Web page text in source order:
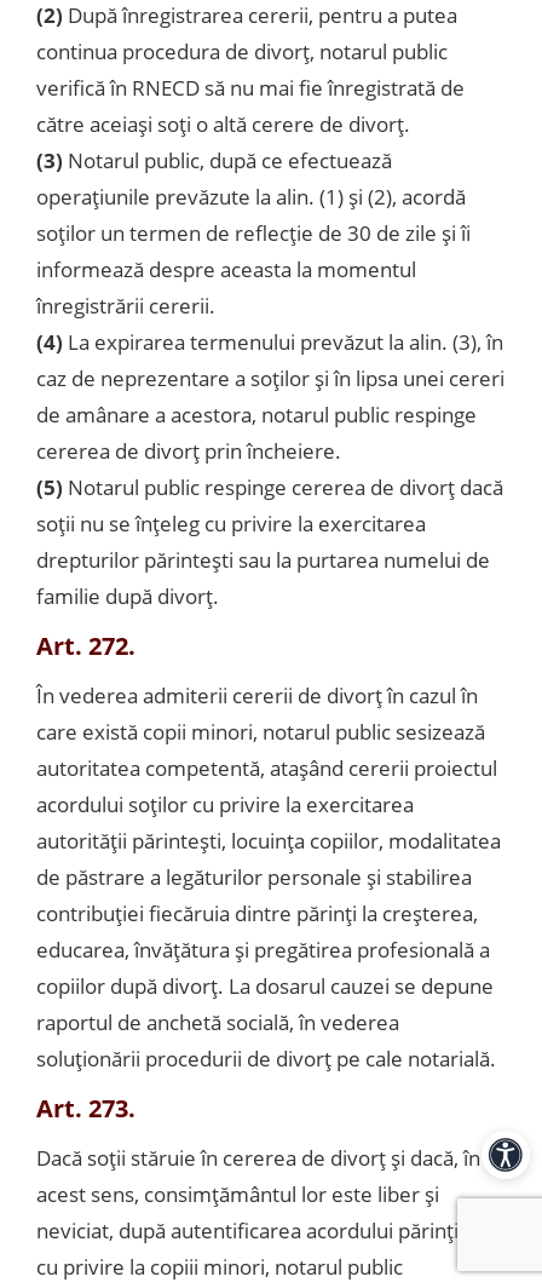
(2) După înregistrarea cererii, pentru a putea
continua procedura de divorţ, notarul public
verifică în RNECD să nu mai fie înregistrată de
către aceiaşi soţi o altă cerere de divorţ.
(3) Notarul public, după ce efectuează
operaţiunile prevăzute la alin. (1) şi (2), acordă
soţilor un termen de reflecţie de 30 de zile şi îi
informează despre aceasta la momentul
înregistrării cererii.
(4) La expirarea termenului prevăzut la alin. (3), în
caz de neprezentare a soţilor şi în lipsa unei cereri
de amânare a acestora, notarul public respinge
cererea de divorţ prin încheiere.
(5) Notarul public respinge cererea de divorţ dacă
soţii nu se înţeleg cu privire la exercitarea
drepturilor părinteşti sau la purtarea numelui de
familie după divorţ.
Art. 272.
În vederea admiterii cererii de divorţ în cazul în
care există copii minori, notarul public sesizează
autoritatea competentă, ataşând cererii proiectul
acordului soţilor cu privire la exercitarea
autorităţii părinteşti, locuinţa copiilor, modalitatea
de păstrare a legăturilor personale şi stabilirea
contribuţiei fiecăruia dintre părinţi la creşterea,
educarea, învăţătura şi pregătirea profesională a
copiilor după divorţ. La dosarul cauzei se depune
raportul de anchetă socială, în vederea
soluţionării procedurii de divorţ pe cale notarială.
Art. 273.
Dacă soţii stăruie în cererea de divorţ şi dacă, în
acest sens, consimţământul lor este liber şi
neviciat, după autentificarea acordului părinţilor
cu privire la copiii minori, notarul public